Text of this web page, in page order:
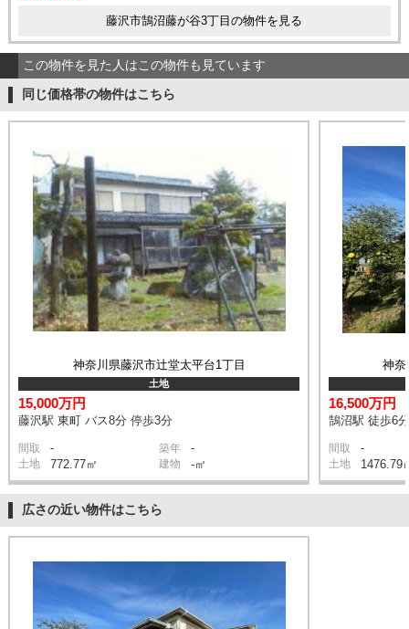
藤沢市鵠沼藤が谷3丁目の物件を見る
この物件を見た人はこの物件も見ています
同じ価格帯の物件はこちら
神奈川県藤沢市辻堂太平台1丁目
土地
15,000万円
藤沢駅 東町 バス8分 停歩3分
間取 - 築年 -
土地 772.77㎡ 建物 -㎡
神奈
16,500万円
鵠沼駅 徒歩6分
間取 -
土地 1476.79
広さの近い物件はこちら